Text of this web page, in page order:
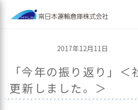
2017年12月11日
「今年の振り返り」＜
更新しました。＞